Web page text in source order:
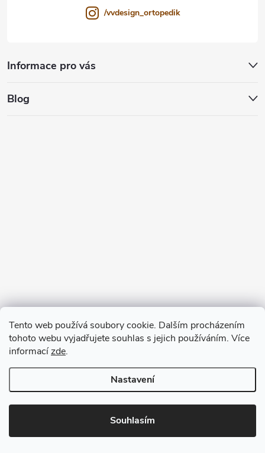
Tento web používá soubory cookie. Dalším procházením
tohoto webu vyjadřujete souhlas s jejich používáním. Více
informacízde.
Nastavení
Souhlasím
/vvdesign_ortopedik
Informace pro vás
Blog
Copyright 2026VV DESIGN. Všechna práva vyhrazena.Upravit
nastavení cookies